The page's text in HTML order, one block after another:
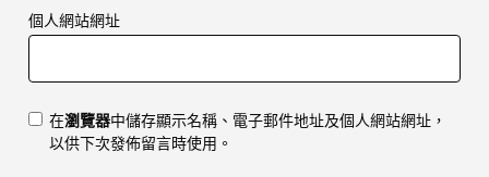
個人網站網址
在瀏覽器中儲存顯示名稱、電子郵件地址及個人網站網址，
以供下次發佈留言時使用。